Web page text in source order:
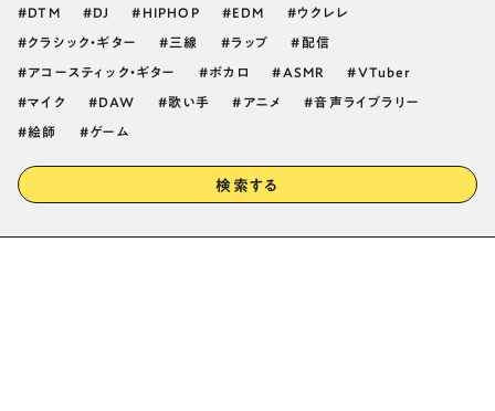
DTM DJ HIPHOP EDM ウクレレ
クラシック・ギター 三線 ラップ 配信
アコースティック・ギター ボカロ ASMR VTuber
マイク DAW 歌い手 アニメ 音声ライブラリー
絵師 ゲーム
検索する